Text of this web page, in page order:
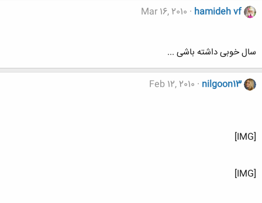
hamideh vf
Mar 16, 2010
سال خوبی داشته باشی ...
nilgoon13
Feb 12, 2010
[IMG]
[IMG]